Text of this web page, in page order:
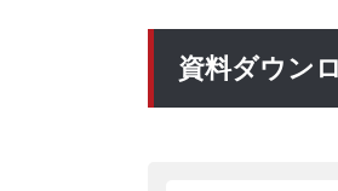
資料ダウン